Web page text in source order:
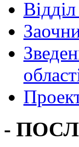
Вiддiл
-